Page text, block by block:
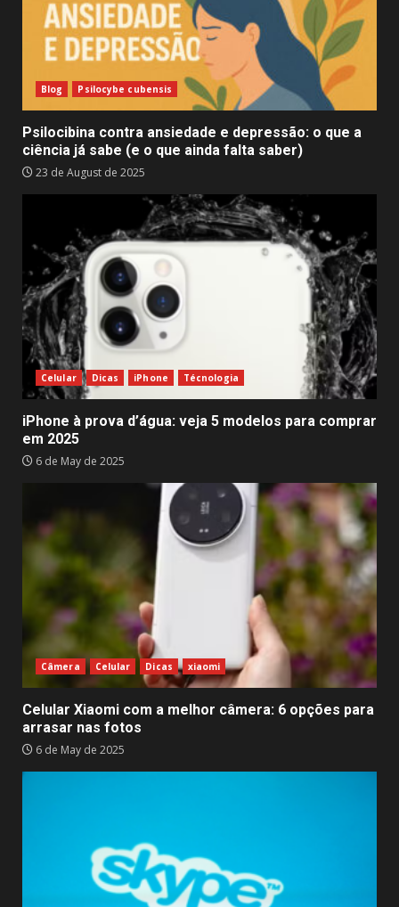
Blog Psilocybe cubensis
Psilocibina contra ansiedade e depressão: o que a
ciência já sabe (e o que ainda falta saber)
23 de August de 2025
Celular Dicas iPhone Técnologia
iPhone à prova d’água: veja 5 modelos para comprar
em 2025
6 de May de 2025
Câmera Celular Dicas xiaomi
Celular Xiaomi com a melhor câmera: 6 opções para
arrasar nas fotos
6 de May de 2025